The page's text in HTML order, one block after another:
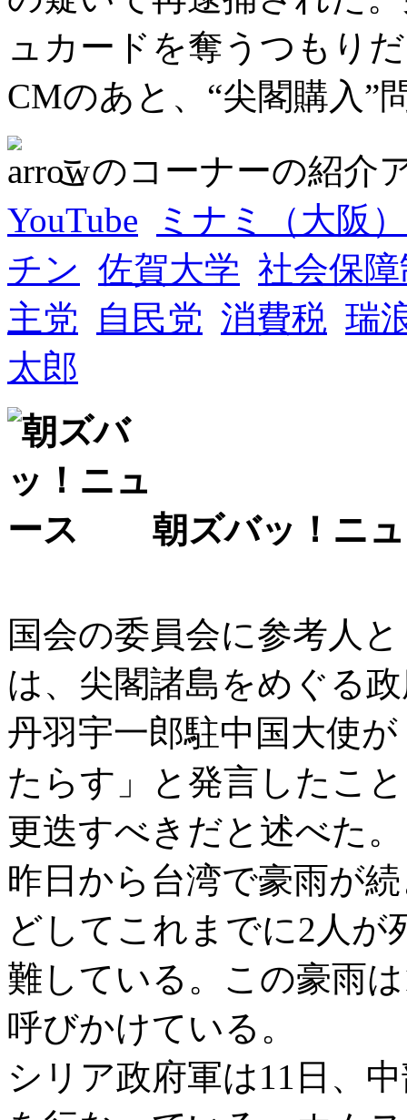
ュカードを奪うつもり
CMのあと、“尖閣購入
このコーナーの紹介
YouTube
ミナミ（大阪）
チン 佐賀大学 社会保
主党
自民党 消費税 瑞
太郎
朝ズバッ！ニ
国会の委員会に参考人
は、尖閣諸島をめぐる
丹羽宇一郎駐中国大使
たらす」と発言したこ
更迭すべきだと述べた。
昨日から台湾で豪雨が
どしてこれまでに2人が
難している。この豪雨
呼びかけている。
シリア政府軍は11日、